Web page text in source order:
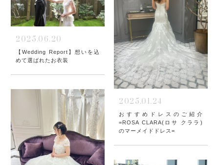
2025.06.20
【Wedding Report】想いを込
めて選ばれたお衣装
2025.01.24
おすすめドレスのご紹介
=ROSA CLARA(ロサ クララ)
のマーメイドドレス=